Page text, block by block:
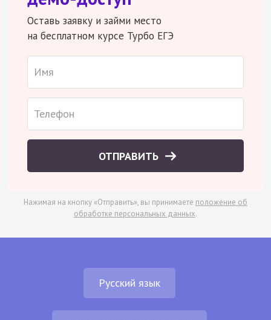
Оставь заявку и займи место
на бесплатном курсе Турбо ЕГЭ
ОТПРАВИТЬ
Нажимая на кнопку «Отправить», вы принимаете положение об
обработке персональных данных.
Русский язык